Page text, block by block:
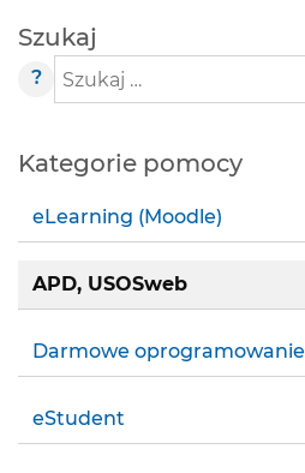
Szukaj
?
Kategorie pomocy
eLearning (Moodle)
APD, USOSweb
Darmowe oprogramowanie
eStudent